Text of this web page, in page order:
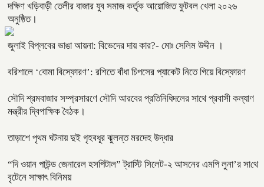
দক্ষিণ খড়িবাড়ী তেলীর বাজার যুব সমাজ কর্তৃক আয়োজিত ফুটবল খেলা ২০২৬
অনুষ্ঠিত।
জুলাই বিপ্লবের ভাঙা আয়না: বিভেদের দায় কার?- মোঃ সেলিম উদ্দীন ।
বরিশালে ‘বোমা বিস্ফোরণ’: রশিতে বাঁধা চিপসের প্যাকেট নিতে গিয়ে বিস্ফোরণ
সৌদি শ্রমবাজার সম্প্রসারণে সৌদি আরবের প্রতিনিধিদলের সাথে প্রবাসী কল্যাণ
মন্ত্রীর দ্বিপাক্ষিক বৈঠক।
তাড়াশে পৃথম ঘটনায় দুই গৃহবধূর ঝুলন্ত মরদেহ উদ্ধার
“দি ওয়ান পাউন্ড জেনারেল হসপিটাল” ট্রাস্টি সিলেট-২ আসনের এমপি লুনা’র সা‌থে
বৃটেনে সাক্ষাৎ বিনিময়